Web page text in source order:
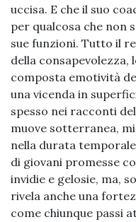
uccisa. E che il suo
per qualcosa che non
sue funzioni. Tutto il
della consapevolezza,
composta emotività
una vicenda in
spesso nei racconti
muove sotterranea,
nella durata
di giovani promesse
invidie e gelosie, ma,
rivela anche una
come chiunque passi